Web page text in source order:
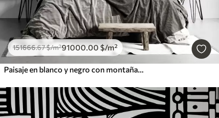
151666.67$/m²91000.00 $/m²
Paisaje en blanco y negro con montañas y un lago envueltos en una suave niebla